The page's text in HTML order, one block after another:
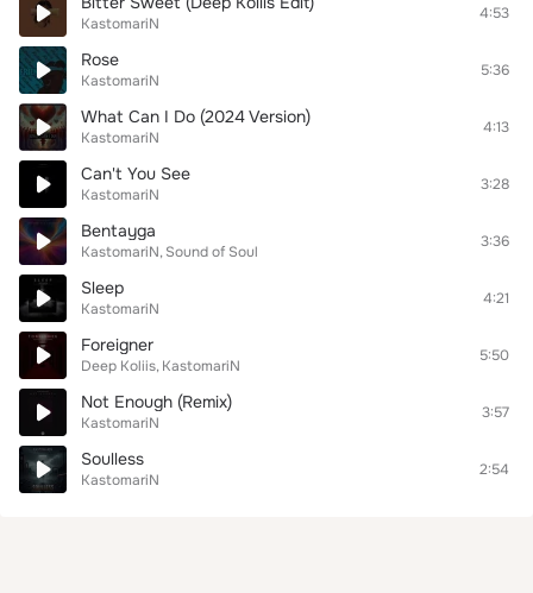
KastomariN
4:53
Rose
KastomariN
5:36
What Can I Do (2024 Version)
KastomariN
4:13
Can't You See
KastomariN
3:28
Bentayga
KastomariN Sound of Soul
3:36
Sleep
KastomariN
4:21
Foreigner
Deep Koliis KastomariN
5:50
Not Enough (Remix)
KastomariN
3:57
Soulless
KastomariN
2:54